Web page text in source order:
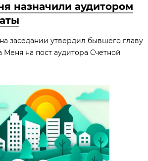
назначили аудитором
заседании утвердил бывшего главу
на пост аудитора Счетной